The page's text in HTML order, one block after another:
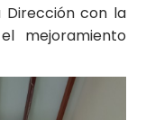
Dirección con la
mejoramiento